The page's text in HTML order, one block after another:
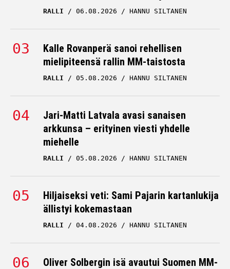
RALLI 06.08.2026 HANNU SILTANEN
Kalle Rovanperä sanoi rehellisen
mielipiteensä rallin MM-taistosta
RALLI 05.08.2026 HANNU SILTANEN
Jari-Matti Latvala avasi sanaisen
arkkunsa – erityinen viesti yhdelle
miehelle
RALLI 05.08.2026 HANNU SILTANEN
Hiljaiseksi veti: Sami Pajarin kartanlukija
ällistyi kokemastaan
RALLI 04.08.2026 HANNU SILTANEN
Oliver Solbergin isä avautui Suomen MM-